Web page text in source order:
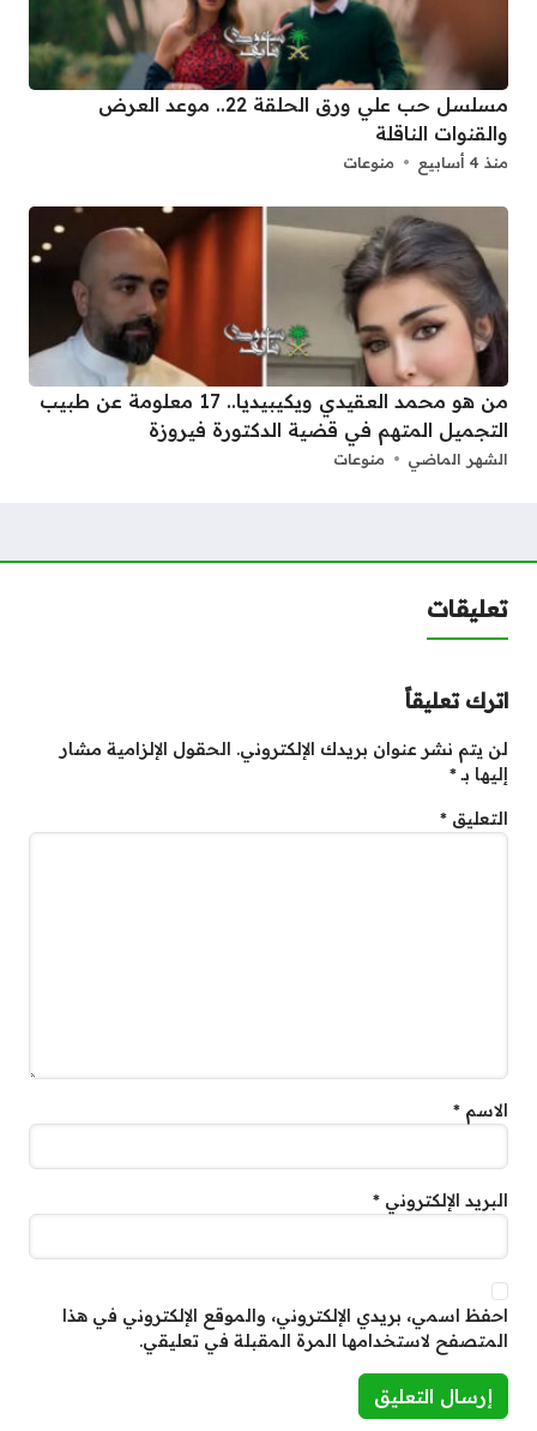
مسلسل حب علي ورق الحلقة 22.. موعد العرض
والقنوات الناقلة
منذ 4 أسابيع منوعات
من هو محمد العقيدي ويكيبيديا.. 17 معلومة عن طبيب
التجميل المتهم في قضية الدكتورة فيروزة
الشهر الماضي منوعات
تعليقات
اترك تعليقاً
لن يتم نشر عنوان بريدك الإلكتروني. الحقول الإلزامية مشار
إليها بـ*
التعليق *
الاسم *
البريد الإلكتروني *
احفظ اسمي، بريدي الإلكتروني، والموقع الإلكتروني في هذا
المتصفح لاستخدامها المرة المقبلة في تعليقي.